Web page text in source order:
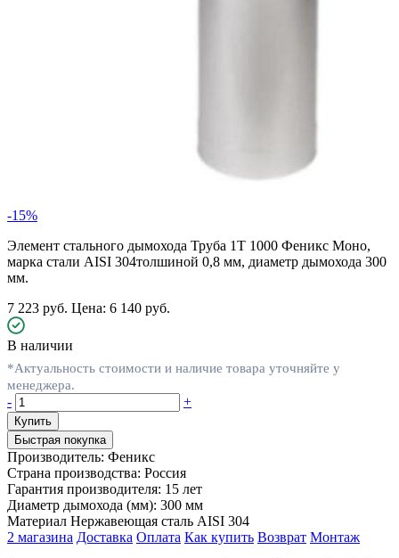
-15%
Элемент стального дымохода Труба 1Т 1000 Феникс Моно,
марка стали AISI 304толшиной 0,8 мм, диаметр дымохода 300
мм.
7 223 руб. Цена: 6 140 руб.
В наличии
*Актуальность стоимости и наличие товара уточняйте у
менеджера.
-
+
Быстрая покупка
Производитель: Феникс
Страна производства: Россия
Гарантия производителя: 15 лет
Диаметр дымохода (мм): 300 мм
Материал Нержавеющая сталь AISI 304
2 магазина Доставка Оплата Как купить Возврат Монтаж